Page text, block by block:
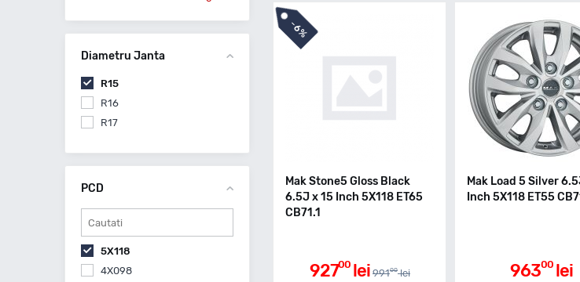
-
6%
Mak Stone5 Gloss Black
6.5J x 15 Inch 5X118 ET65
CB71.1
92700 lei 99100 lei
Mak Load 5 Silver
Inch 5X118 ET55
96300 lei
Diametru Janta
R15
R16
R17
PCD
5X118
4X098